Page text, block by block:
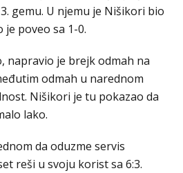
gemu. U njemu je Nišikori bio
poveo sa 1-0.
napravio je brejk odmah na
odmah u narednom
Nišikori je tu pokazao da
lako.
da oduzme servis
reši u svoju korist sa 6:3.